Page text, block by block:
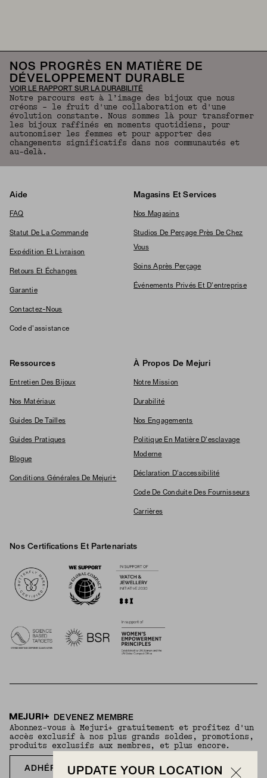
NOS PROGRÈS EN MATIÈRE DE
DÉVELOPPEMENT DURABLE
VOIR LE RAPPORT SUR LA DURABILITÉ
Notre parcours est à l’image des bijoux que nous
créons – le fruit d'une collaboration et d'une
évolution constante. Nous sommes là pour transformer
les bijoux raffinés en moments quotidiens, pour
autonomiser les femmes et pour apporter des
changements significatifs dans nos communautés et
au-delà.
Aide
FAQ
Statut De La Commande
Expédition Et Livraison
Retours Et Échanges
Garantie
Contactez-Nous
Code d'assistance
Magasins Et Services
Nos Magasins
Studios De Perçage Près De Chez
Vous
Soins Après Perçage
Événements Privés Et D'entreprise
Ressources
Entretien Des Bijoux
Nos Matériaux
Guides De Tailles
Guides Pratiques
Blogue
Conditions Générales De Mejuri+
À Propos De Mejuri
Notre Mission
Durabilité
Nos Engagements
Politique En Matière D'esclavage
Moderne
Déclaration D'accessibilité
Code De Conduite Des Fournisseurs
Carrières
Nos Certifications Et Partenariats
DEVENEZ MEMBRE
Abonnez-vous à Mejuri+ gratuitement et profitez d'un
accès exclusif à nos plus grands soldes, promotions,
produits exclusifs aux membres, et plus encore.
ADHÉREZ GRATUITEMENT
UPDATE YOUR LOCATION